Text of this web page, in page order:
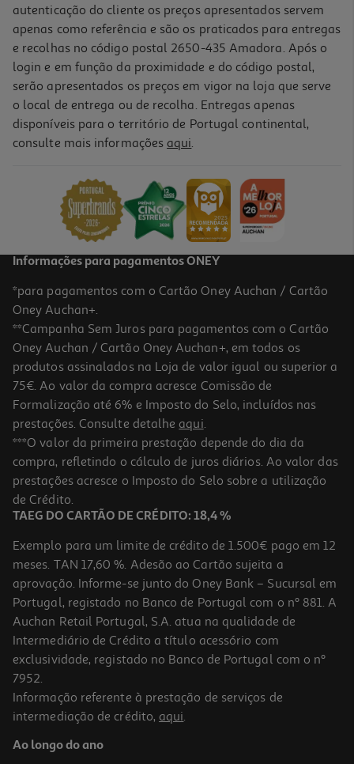
autenticação do cliente os preços apresentados servem
apenas como referência e são os praticados para entregas
e recolhas no código postal 2650-435 Amadora. Após o
login e em função da proximidade e do código postal,
serão apresentados os preços em vigor na loja que serve
o local de entrega ou de recolha. Entregas apenas
disponíveis para o território de Portugal continental,
consulte mais informações aqui.
Informações para pagamentos ONEY
*para pagamentos com o Cartão Oney Auchan / Cartão
Oney Auchan+.
**Campanha Sem Juros para pagamentos com o Cartão
Oney Auchan / Cartão Oney Auchan+, em todos os
produtos assinalados na Loja de valor igual ou superior a
75€. Ao valor da compra acresce Comissão de
Formalização até 6% e Imposto do Selo, incluídos nas
prestações. Consulte detalhe aqui.
***O valor da primeira prestação depende do dia da
compra, refletindo o cálculo de juros diários. Ao valor das
prestações acresce o Imposto do Selo sobre a utilização
de Crédito.
TAEG DO CARTÃO DE CRÉDITO: 18,4 %
Exemplo para um limite de crédito de 1.500€ pago em 12
meses. TAN 17,60 %. Adesão ao Cartão sujeita a
aprovação. Informe-se junto do Oney Bank – Sucursal em
Portugal, registado no Banco de Portugal com o nº 881. A
Auchan Retail Portugal, S.A. atua na qualidade de
Intermediário de Crédito a título acessório com
exclusividade, registado no Banco de Portugal com o nº
7952.
Informação referente à prestação de serviços de
intermediação de crédito, aqui.
Ao longo do ano